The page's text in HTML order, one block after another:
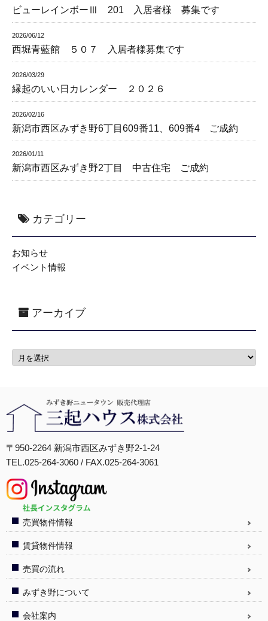
ビューレインボーⅢ 201 入居者様 募集です
2026/06/12
西堀青藍館 ５０７ 入居者様募集です
2026/03/29
縁起のいい日カレンダー ２０２６
2026/02/16
新潟市西区みずき野6丁目609番11、609番4 ご成約
2026/01/11
新潟市西区みずき野2丁目 中古住宅 ご成約
カテゴリー
お知らせ
イベント情報
アーカイブ
〒950-2264 新潟市西区みずき野2-1-24
TEL.025-264-3060 / FAX.025-264-3061
売買物件情報
賃貸物件情報
売買の流れ
みずき野について
会社案内